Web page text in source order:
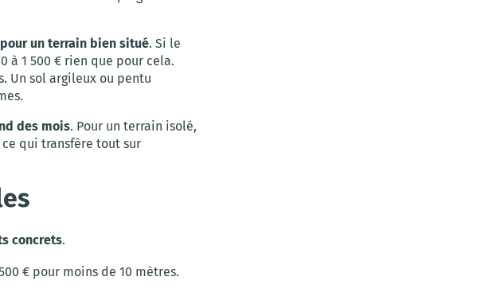
un terrain bien situé. Si le
à 1 500 € rien que pour cela.
Un sol argileux ou pentu
des mois. Pour un terrain isolé,
qui transfère tout sur
concrets.
€ pour moins de 10 mètres.